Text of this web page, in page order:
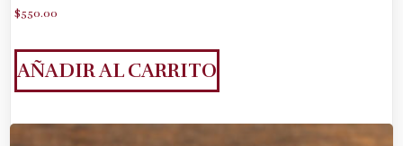
$550.00
AÑADIR AL CARRITO